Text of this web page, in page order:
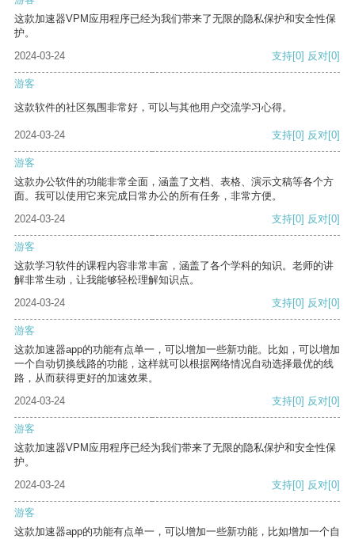
这款加速器VPM应用程序已经为我们带来了无限的隐私保护和安全性保
护。
2024-03-24
支持[0] 反对[0]
游客
这款软件的社区氛围非常好，可以与其他用户交流学习心得。
2024-03-24 支持[0] 反对[0]
游客
这款办公软件的功能非常全面，涵盖了文档、表格、演示文稿等各个方
面。我可以使用它来完成日常办公的所有任务，非常方便。
2024-03-24
支持[0] 反对[0]
游客
这款学习软件的课程内容非常丰富，涵盖了各个学科的知识。老师的讲
解非常生动，让我能够轻松理解知识点。
2024-03-24
支持[0] 反对[0]
游客
这款加速器app的功能有点单一，可以增加一些新功能。比如，可以增加
一个自动切换线路的功能，这样就可以根据网络情况自动选择最优的线
路，从而获得更好的加速效果。
2024-03-24
支持[0] 反对[0]
游客
这款加速器VPM应用程序已经为我们带来了无限的隐私保护和安全性保
护。
2024-03-24
支持[0] 反对[0]
游客
这款加速器app的功能有点单一，可以增加一些新功能，比如增加一个自